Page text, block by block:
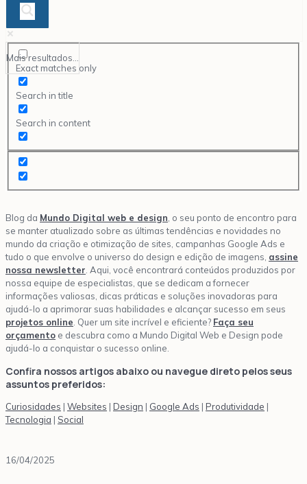
Mais resultados...
Exact matches only
Search in title
Search in content
Blog da Mundo Digital web e design, o seu ponto de encontro para
se manter atualizado sobre as últimas tendências e novidades no
mundo da criação e otimização de sites, campanhas Google Ads e
tudo o que envolve o universo do design e edição de imagens, assine
nossa newsletter. Aqui, você encontrará conteúdos produzidos por
nossa equipe de especialistas, que se dedicam a fornecer
informações valiosas, dicas práticas e soluções inovadoras para
ajudá-lo a aprimorar suas habilidades e alcançar sucesso em seus
projetos online. Quer um site incrível e eficiente? Faça seu
orçamento e descubra como a Mundo Digital Web e Design pode
ajudá-lo a conquistar o sucesso online.
Confira nossos artigos abaixo ou navegue direto pelos seus
assuntos preferidos:
Curiosidades | Websites | Design | Google Ads | Produtividade |
Tecnologia | Social
16/04/2025